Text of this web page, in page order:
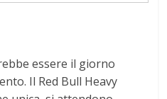
essere il giorno
Il Red Bull Heavy